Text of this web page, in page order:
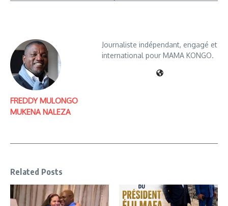
FREDDY MULONGO
MUKENA NALEZA
Journaliste indépendant, engagé et
international pour MAMA KONGO.
Related Posts